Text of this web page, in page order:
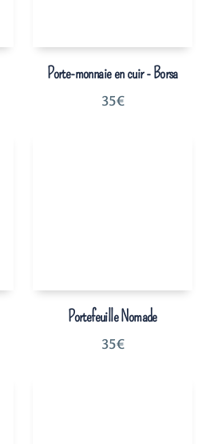
Porte-monnaie en cuir - Borsa
35€
Portefeuille Nomade
35€